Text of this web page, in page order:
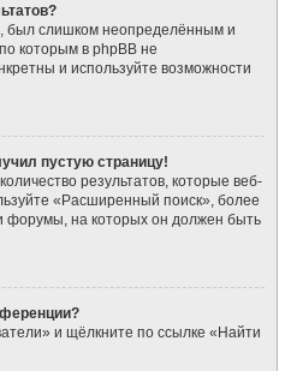
был слишком неопределённым и
которым в phpBB не
и используйте возможности
пустую страницу!
результатов, которые веб-
«Расширенный поиск», более
форумы, на которых он должен быть
и щёлкните по ссылке «Найти